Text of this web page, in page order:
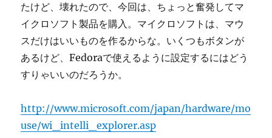
たけど、壊れたので、今回は、ちょっと奮発してマ
イクロソフト製品を購入。マイクロソフトは、マウ
スだけはいいものを作るからな。いくつもボタンが
あるけど、Fedoraで使えるように設定するにはどう
すりゃいいのだろうか。
http://www.microsoft.com/japan/hardware/mo
use/wi_intelli_explorer.asp